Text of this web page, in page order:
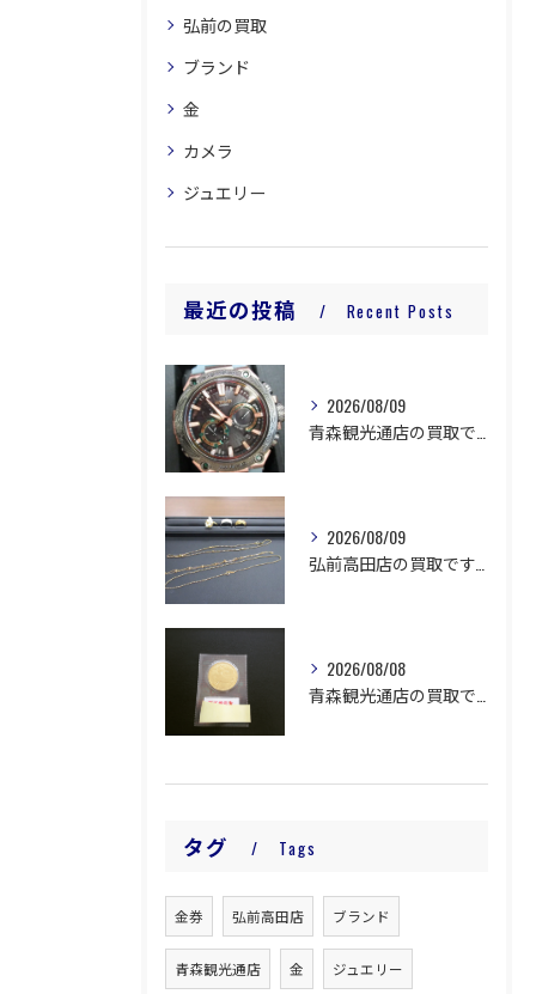
弘前の買取
ブランド
金
カメラ
ジュエリー
最近の投稿 Recent Posts
2026/08/09
2026/08/09
2026/08/08
タグ Tags
金券 弘前高田店 ブランド
青森観光通店 金 ジュエリー